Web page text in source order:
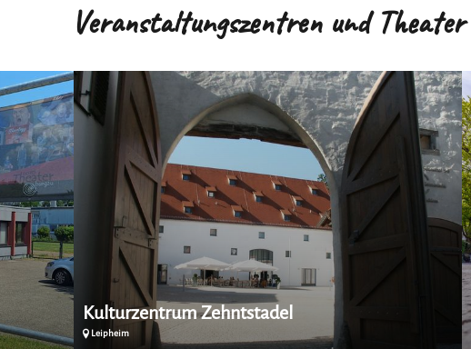
Veranstaltungszentren und Theater
Kulturzentrum Zehntstadel
Leipheim